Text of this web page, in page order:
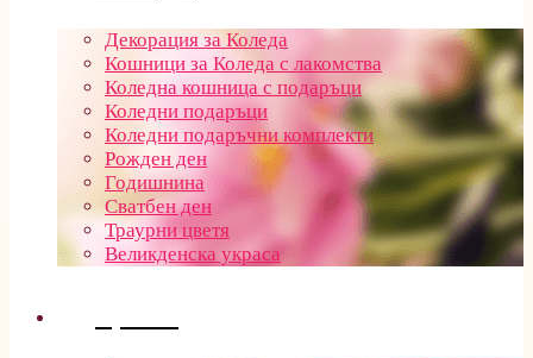
Декорация за Коледа
Кошници за Коледа с лакомства
Коледна кошница с подаръци
Коледни подаръци
Коледни подаръчни комплекти
Рожден ден
Годишнина
Сватбен ден
Траурни цветя
Великденска украса